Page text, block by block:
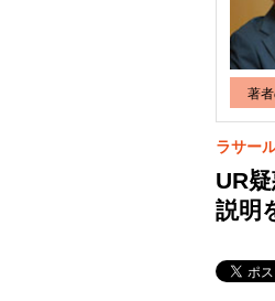
著
ラサー
UR
説明